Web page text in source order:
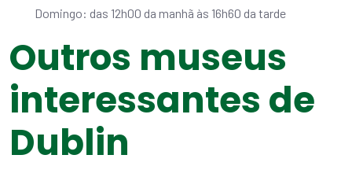
Domingo: das 12h00 da manhã às 16h60 da tarde
Outros museus
interessantes de
Dublin